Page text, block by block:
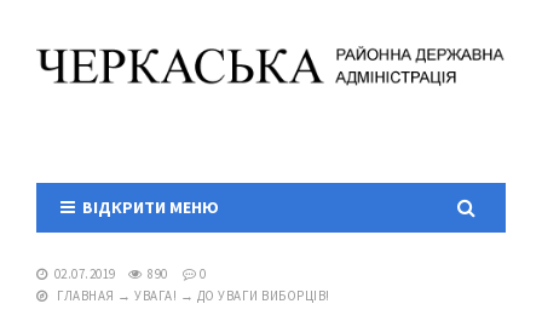
ВІДКРИТИ МЕНЮ
02.07.2019 890
0
ГЛАВНАЯ → УВАГА! → ДО УВАГИ ВИБОРЦІВ!